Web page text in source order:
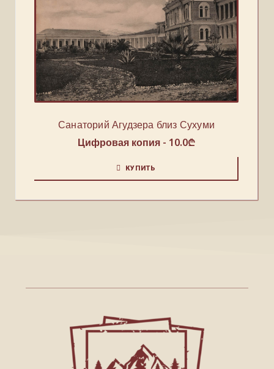
Санаторий Агудзера близ Сухуми
Цифровая копия - 10.0₾
КУПИТЬ